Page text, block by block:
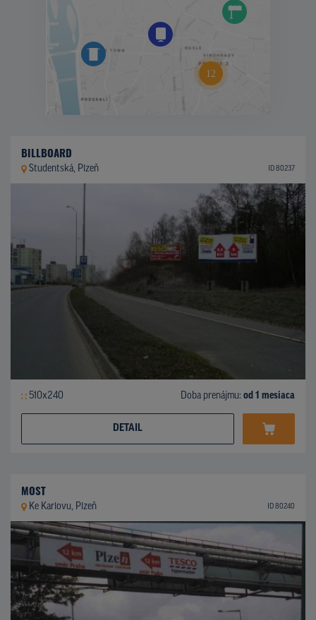
BILLBOARD
Studentská, Plzeň ID 80237
510x240 Doba prenájmu: od 1 mesiaca
DETAIL
MOST
Ke Karlovu, Plzeň ID 80240